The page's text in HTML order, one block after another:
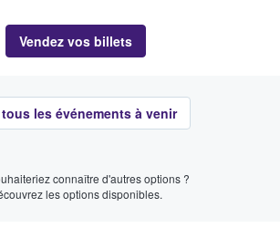
Vendez vos billets
les événements à venir
connaître d'autres options ?
les options disponibles.